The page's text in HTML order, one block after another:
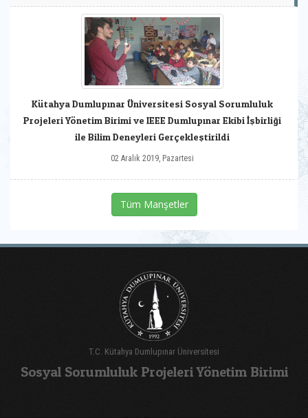
Kütahya Dumlupınar Üniversitesi Sosyal Sorumluluk
Projeleri Yönetim Birimi ve IEEE Dumlupınar Ekibi İşbirliği
ile Bilim Deneyleri Gerçekleştirildi
02 Aralık 2019, Pazartesi
Tüm Manşetler
T.C. Kütahya Dumlupınar Üniversitesi
Sosyal Sorumluluk Projeleri Yönetim Birimi